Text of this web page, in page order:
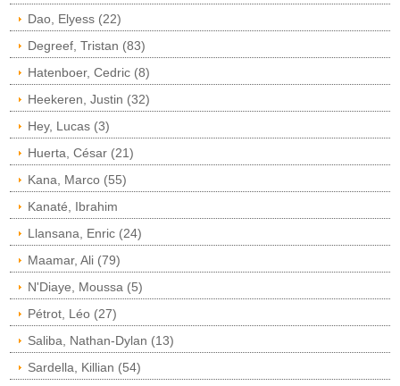
Dao, Elyess (22)
Degreef, Tristan (83)
Hatenboer, Cedric (8)
Heekeren, Justin (32)
Hey, Lucas (3)
Huerta, César (21)
Kana, Marco (55)
Kanaté, Ibrahim
Llansana, Enric (24)
Maamar, Ali (79)
N'Diaye, Moussa (5)
Pétrot, Léo (27)
Saliba, Nathan-Dylan (13)
Sardella, Killian (54)